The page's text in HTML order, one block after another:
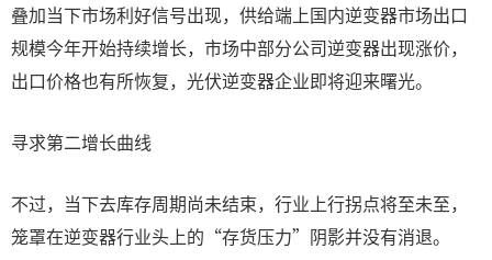
叠加当下市场利好信号出现，供给端上国内逆变器市场出口
规模今年开始持续增长，市场中部分公司逆变器出现涨价，
出口价格也有所恢复，光伏逆变器企业即将迎来曙光。
寻求第二增长曲线
不过，当下去库存周期尚未结束，行业上行拐点将至未至，
笼罩在逆变器行业头上的“存货压力”阴影并没有消退。